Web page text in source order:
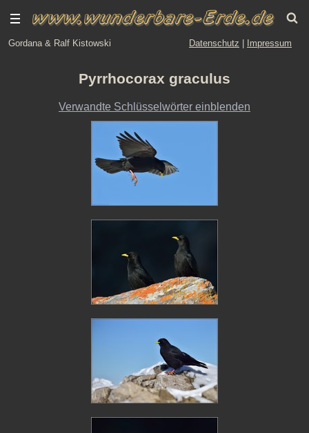
Gordana & Ralf Kistowski Datenschutz Impressum
Pyrrhocorax graculus
Verwandte Schlüsselwörter einblenden